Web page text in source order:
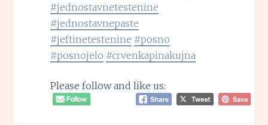
#jednostavnetestenine
#jednostavnepaste
#jeftinetestenine #posno
#posnojelo #crvenkapinakujna
Please follow and like us: